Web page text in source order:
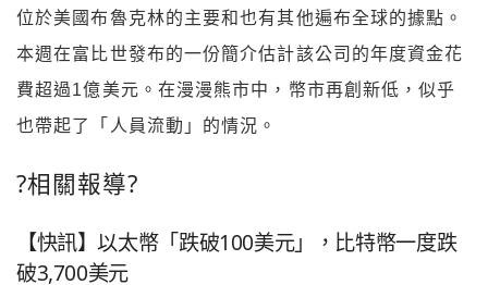
位於美國布魯克林的主要和也有其他遍布全球的據點。
本週在富比世發布的一份簡介估計該公司的年度資金花
費超過1億美元。在漫漫熊市中，幣市再創新低，似乎
也帶起了「人員流動」的情況。
?相關報導?
【快訊】以太幣「跌破100美元」，比特幣一度跌
破3,700美元